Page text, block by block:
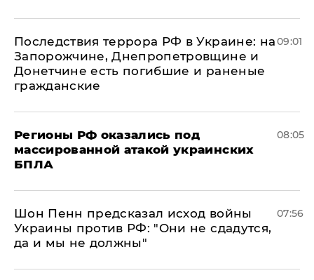
Последствия террора РФ в Украине: на
Запорожчине, Днепропетровщине и
Донетчине есть погибшие и раненые
гражданские
09:01
Регионы РФ оказались под
массированной атакой украинских
БПЛА
08:05
Шон Пенн предсказал исход войны
Украины против РФ: "Они не сдадутся,
да и мы не должны"
07:56